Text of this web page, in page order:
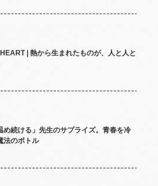
| 熱から生まれたものが、人と人と
め続ける」先生のサプライズ。青春を冷
法のボトル